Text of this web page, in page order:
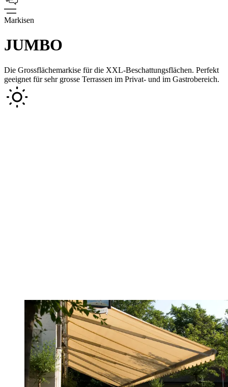
Markisen
JUMBO
Die Grossflächemarkise für die XXL-Beschattungsflächen. Perfekt
geeignet für sehr grosse Terrassen im Privat- und im Gastrobereich.